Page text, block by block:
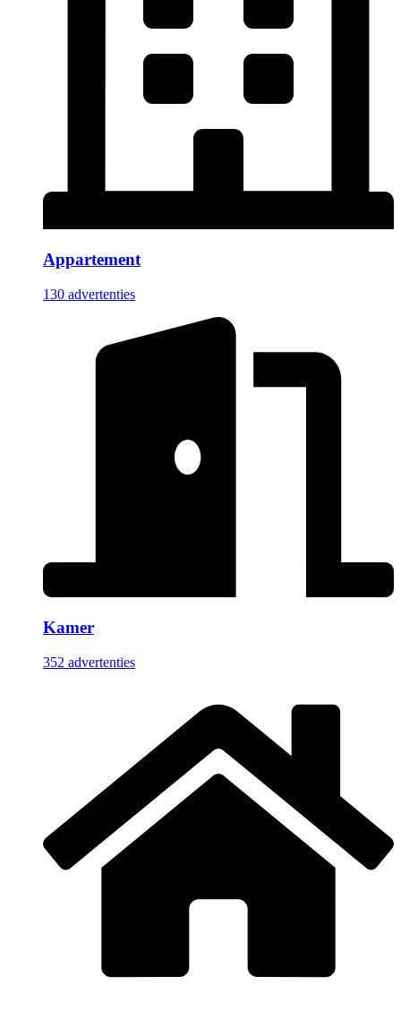
Appartement
130 advertenties
Kamer
352 advertenties